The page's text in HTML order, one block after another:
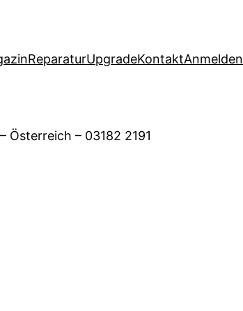
ReparaturUpgradeKontaktAnmelden
Österreich – 03182 2191